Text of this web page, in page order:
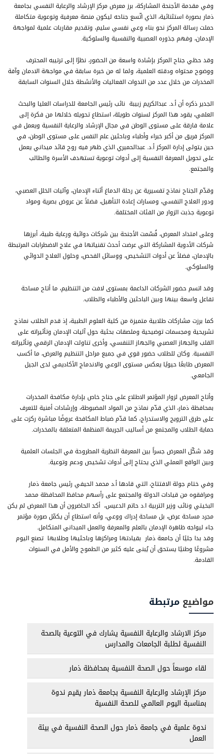
وفي مقدمة الأجنحة المشاركة، برز معرض مركز الإرشاد والرعاية النفسي بجامعة
ذمار بصورة استثنائية، الذي اتّسع جناحه ليكون منصة معرفية وتوعوية متكاملة
حملت رسالة المركز نحو بناء وعي نفسي سليم، وتقديم مقاربات علمية لمواجهة
الإدمان، وفهم جذوره العصبية والنفسية والسلوكية.
وقد حظي جناح المركز بإشادة واسعة من الحضور، نظرًا إلى ترتيبه المحترف
ووضوح محتواه ودقته العلمية، ولما له من خبرة سابقة في مواجهة الادمان وآفة
المخدرات من خلال عدد من الندوات الفعاليات والأنشطة خلال السنوات السابقة
الجدير ذكره أن أ.د. عبدالكريم زبيبة نائب رئيس الجامعة للدراسات العليا والبحث
العلمي، يقود هذا المركز لسنوات طويلة، استطاع تحويله خلالها من فكرة إلى
علامة فارقة على مستوى الوطن في مجال الإرشاد والرعاية النفسية ويعمل في
المركز فريق من أكبر خبراء وأطباء وباحثين علم النفس على مستوى الوطن، في
حين يتولى إدارة المركز أ.د. عبدالحميري الذي ظهر فيه روح قائد ميداني يعمل
على تحويل المعرفة النفسية إلى أدوات توعوية تستهدف الأسرة والطالب
والمجتمع.
وقدّم الجناح نماذج تفسيرية عن رحلة الدماغ أثناء الإدمان، وآليات الخلل العصبي،
ودور العلاج النفسي، ومسارات إعادة التأهيل، فضلاً عن عروض بصرية ومواد
توعوية جذبت الزوار من الفئات المختلفة.
وعلى امتداد المعرض، قُسّمت الأجنحة بين شركات دوائية ورعاية طبية، أبرزها
شركات الأدوية المشاركة التي عرضت أحدث تقنياتها في علاج الاضطرابات المرتبطة
بالإدمان، فضلاً عن أدوات التشخيص، ووسائل الفحص، وحلول العلاج الدوائي
والسلوكي.
وقد اتسم حضور الشركات الداعمة بمستوى لافت من التنظيم، ما أتاح مساحة
تفاعل واسعة بينها وبين الباحثين والأطباء والطلاب.
كما برزت مشاركات طلابية متميزة من كلية العلوم الطبية، إذ قدم الطلاب نماذج
تشريحية ومجسمات توضيحية وملصقات بحثية حول آليات الإدمان وتأثيراته على
القلب والجهاز العصبي والجهاز التنفسي، وأخرى تناولت الإدمان الرقمي وتأثيراته
النفسية. وكان للطلاب حضور قوي في جميع مراحل التنظيم والعرض، ما أكسب
المعرض طابعًا حيويًا يعكس مستوى الوعي والاندماج الأكاديمي لدى الجيل
الجامعي.
وأتاح المعرض لزوار المؤتمر الاطلاع على جناح خاص بإدارة مكافحة المخدرات
بمحافظة ذمار، الذي قدّم نماذج من المواد المضبوطة، وإرشادات أمنية للتعرف
على طرق الترويج والاستدراج، كما قدّم ضباط المكافحة عروضًا مباشرة ركزت على
حماية الطلاب والمجتمع من أساليب الجريمة المنظمة المتعلقة بالمخدرات.
وقد شكّل المعرض جسراً بين المعرفة النظرية المطروحة في الجلسات العلمية
وبين الواقع العملي الذي يحتاج إلى أدوات تشخيص ودعم وتوعية.
وفي ختام جولة الافتتاح، التي قادها أ.د محمد الحيفي رئيس جامعة ذمار
ومرافقوه من قيادات الدولة والمجتمع على رأسهم محافظ المحافظة محمد
البخيتي ونائب وزير التربية ا.د حاتم الدعيس، أكد الحاضرون أن هذا المعرض لم يكن
مجرد مساحة عرض، بل مساحة إدراك ووعي، وأنه استطاع أن يكمّل صورة مؤتمر
جاء ليواجه ظاهرة الإدمان بالعلم والمعرفة والعمل الميداني المتكامل.
وقد بدا جليًا أن جامعة ذمار بقيادتها ومراكزها وباحثيها وطلابها تصنع اليوم
مشروعًا وطنيًا يستحق أن يُبنى عليه كثير من الطموح والأمل في السنوات
القادمة.
مواضيع مرتبطة
مركز الارشاد والرعاية النفسية يشارك في التوعية بالصحة
النفسية لطلبة الجامعات والمدارس
لقاء موسعاً حول الصحة النفسية بمحافظة ذمار
مركز الإرشاد والرعاية النفسية بجامعة ذمار يقيم ندوة
بمناسبة اليوم العالمي للصحة النفسية
ندوة علمية في جامعة ذمار حول الصحة النفسية في بيئة
العمل